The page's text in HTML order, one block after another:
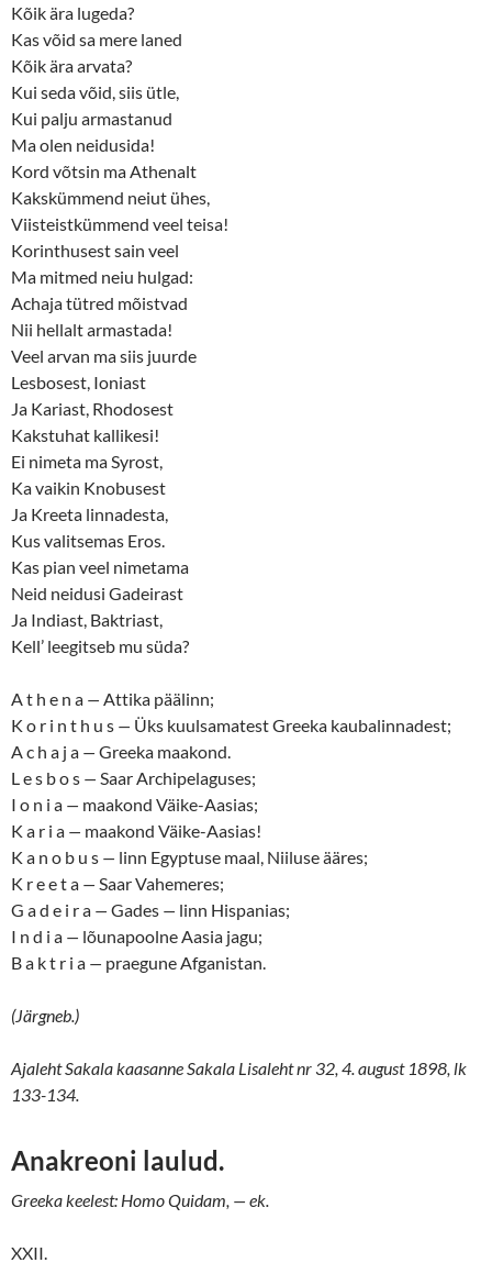
Kõik ära lugeda?
Kas võid sa mere laned
Kõik ära arvata?
Kui seda võid, siis ütle,
Kui palju armastanud
Ma olen neidusida!
Kord võtsin ma Athenalt
Kakskümmend neiut ühes,
Viisteistkümmend veel teisa!
Korinthusest sain veel
Ma mitmed neiu hulgad:
Achaja tütred mõistvad
Nii hellalt armastada!
Veel arvan ma siis juurde
Lesbosest, Ioniast
Ja Kariast, Rhodosest
Kakstuhat kallikesi!
Ei nimeta ma Syrost,
Ka vaikin Knobusest
Ja Kreeta linnadesta,
Kus valitsemas Eros.
Kas pian veel nimetama
Neid neidusi Gadeirast
Ja Indiast, Baktriast,
Kell’ leegitseb mu süda?
A t h e n a — Attika päälinn;
K o r i n t h u s — Üks kuulsamatest Greeka kaubalinnadest;
A c h a j a — Greeka maakond.
L e s b o s — Saar Archipelaguses;
I o n i a — maakond Väike-Aasias;
K a r i a — maakond Väike-Aasias!
K a n o b u s — linn Egyptuse maal, Niiluse ääres;
K r e e t a — Saar Vahemeres;
G a d e i r a — Gades — linn Hispanias;
I n d i a — lõunapoolne Aasia jagu;
B a k t r i a — praegune Afganistan.
(Järgneb.)
Ajaleht Sakala kaasanne Sakala Lisaleht nr 32, 4. august 1898, lk
133-134.
Anakreoni laulud.
Greeka keelest: Homo Quidam, — ek.
XXII.